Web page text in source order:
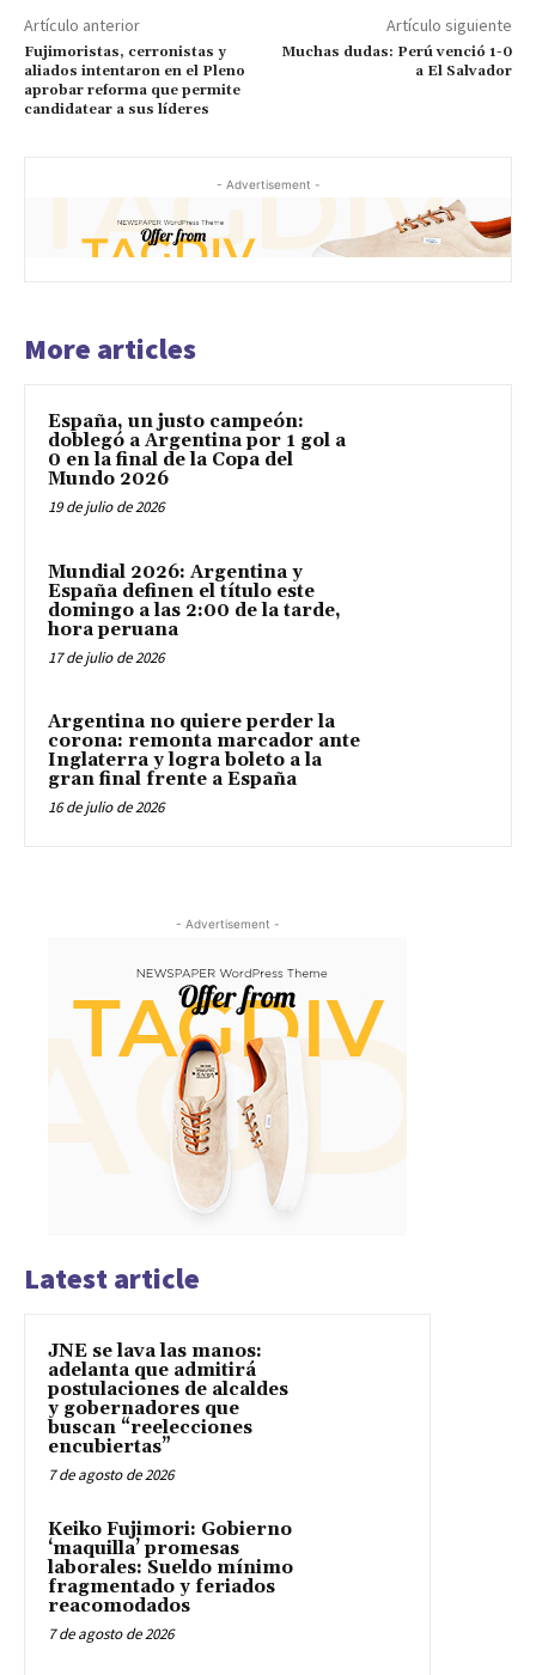
Artículo anterior
Fujimoristas, cerronistas y
aliados intentaron en el Pleno
aprobar reforma que permite
candidatear a sus líderes
Artículo siguiente
Muchas dudas: Perú venció 1-0
a El Salvador
- Advertisement -
More articles
España, un justo campeón:
doblegó a Argentina por 1 gol a
0 en la final de la Copa del
Mundo 2026
19 de julio de 2026
Mundial 2026: Argentina y
España definen el título este
domingo a las 2:00 de la tarde,
hora peruana
17 de julio de 2026
Argentina no quiere perder la
corona: remonta marcador ante
Inglaterra y logra boleto a la
gran final frente a España
16 de julio de 2026
- Advertisement -
Latest article
JNE se lava las manos:
adelanta que admitirá
postulaciones de alcaldes
y gobernadores que
buscan “reelecciones
encubiertas”
7 de agosto de 2026
Keiko Fujimori: Gobierno
‘maquilla’ promesas
laborales: Sueldo mínimo
fragmentado y feriados
reacomodados
7 de agosto de 2026